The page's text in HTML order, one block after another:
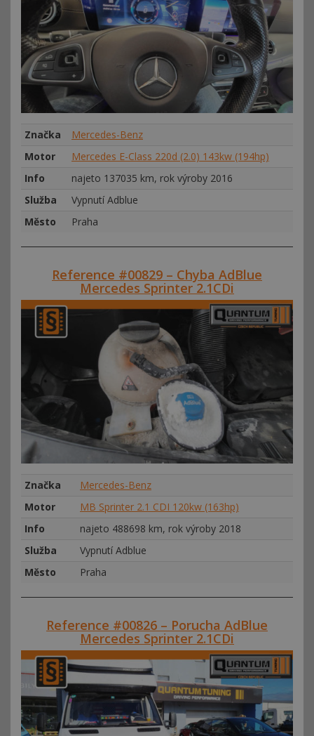
Značka
Mercedes-Benz
Motor
Mercedes E-Class 220d (2.0) 143kw (194hp)
Info
najeto 137035 km, rok výroby 2016
Služba
Vypnutí Adblue
Město
Praha
Reference #00829 – Chyba AdBlue
Mercedes Sprinter 2.1CDi
Značka
Mercedes-Benz
Motor
MB Sprinter 2.1 CDI 120kw (163hp)
Info
najeto 488698 km, rok výroby 2018
Služba
Vypnutí Adblue
Město
Praha
Reference #00826 – Porucha AdBlue
Mercedes Sprinter 2.1CDi